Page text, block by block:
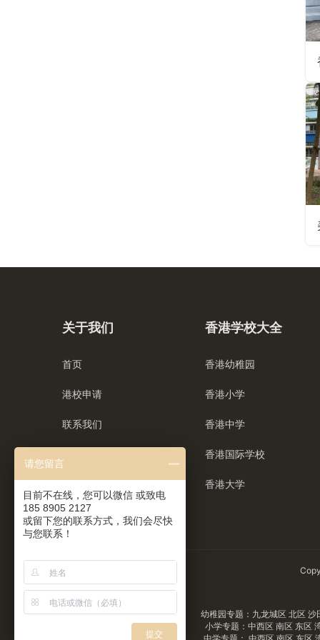
关于我们
首页
港校申请
联系我们
香港学校大全
香港幼稚园
香港小学
香港中学
香港国际学校
香港大学
幼稚园专题： 九龙城区 北区 沙
小学专题： 中西区 南区 东区
请您留言
目前不在线，您可以微信 或致电
185 8905 2127
或留下您的联系方式，我们会尽快
与您联系！
提交